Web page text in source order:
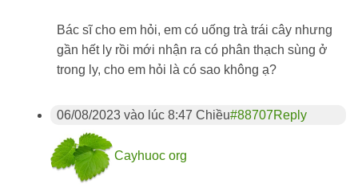
Bác sĩ cho em hỏi, em có uống trà trái cây nhưng
gần hết ly rồi mới nhận ra có phân thạch sùng ở
trong ly, cho em hỏi là có sao không ạ?
06/08/2023 vào lúc 8:47 Chiều#88707Reply
Cayhuoc org